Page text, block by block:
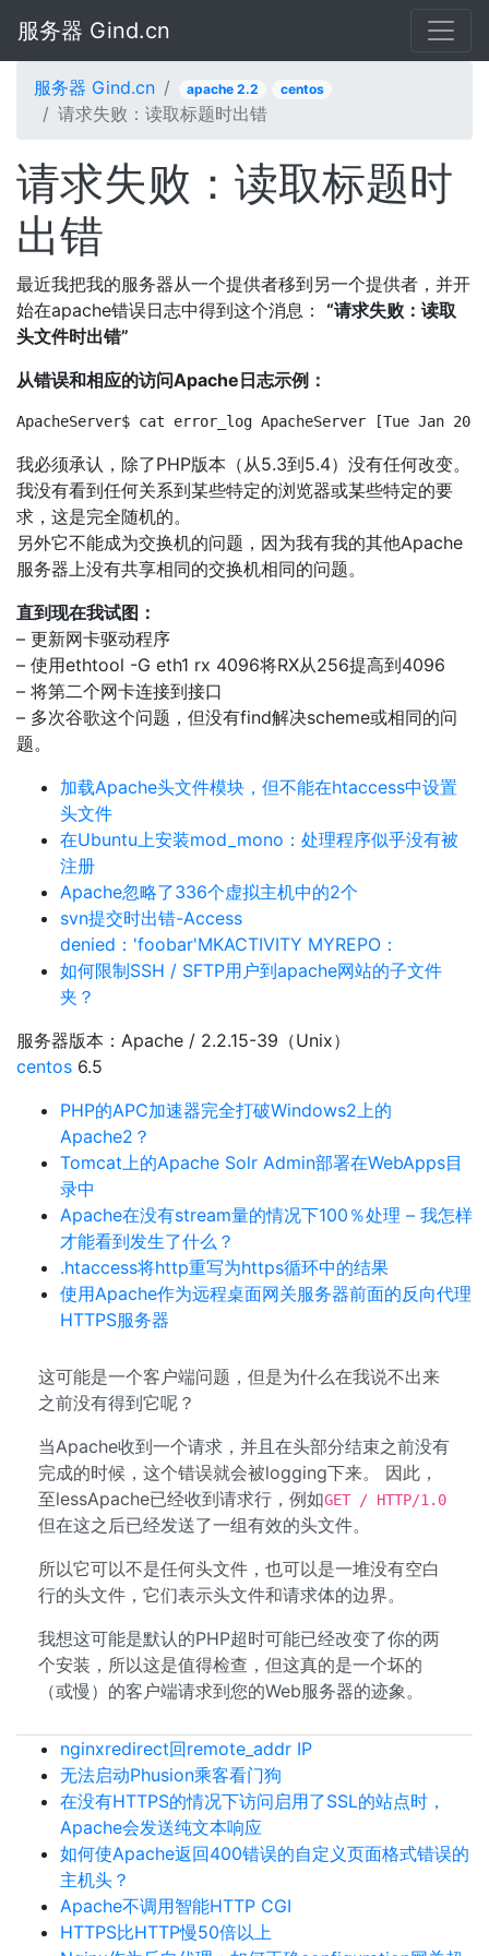
服务器 Gind.cn
服务器 Gind.cn apache 2.2 centos
请求失败：读取标题时出错
请求失败：读取标题时
出错
最近我把我的服务器从一个提供者移到另一个提供者，并开
始在apache错误日志中得到这个消息： “请求失败：读取
头文件时出错”
从错误和相应的访问Apache日志示例：
ApacheServer$ cat error_log ApacheServer [Tue Jan
我必须承认，除了PHP版本（从5.3到5.4）没有任何改变。
我没有看到任何关系到某些特定的浏览器或某些特定的要
求，这是完全随机的。
另外它不能成为交换机的问题，因为我有我的其他Apache
服务器上没有共享相同的交换机相同的问题。
直到现在我试图：
– 更新网卡驱动程序
– 使用ethtool -G eth1 rx 4096将RX从256提高到4096
– 将第二个网卡连接到接口
– 多次谷歌这个问题，但没有find解决scheme或相同的问
题。
加载Apache头文件模块，但不能在htaccess中设置
头文件
在Ubuntu上安装mod_mono：处理程序似乎没有被
注册
Apache忽略了336个虚拟主机中的2个
svn提交时出错-Access
denied：'foobar'MKACTIVITY MYREPO：
如何限制SSH / SFTP用户到apache网站的子文件
夹？
服务器版本：Apache / 2.2.15-39（Unix）
centos 6.5
PHP的APC加速器完全打破Windows2上的
Apache2？
Tomcat上的Apache Solr Admin部署在WebApps目
录中
Apache在没有stream量的情况下100％处理 – 我怎样
才能看到发生了什么？
.htaccess将http重写为https循环中的结果
使用Apache作为远程桌面网关服务器前面的反向代理
HTTPS服务器
这可能是一个客户端问题，但是为什么在我说不出来
之前没有得到它呢？
当Apache收到一个请求，并且在头部分结束之前没有
完成的时候，这个错误就会被logging下来。 因此，
至lessApache已经收到请求行，例如GET / HTTP/1.0
但在这之后已经发送了一组有效的头文件。
所以它可以不是任何头文件，也可以是一堆没有空白
行的头文件，它们表示头文件和请求体的边界。
我想这可能是默认的PHP超时可能已经改变了你的两
个安装，所以这是值得检查，但这真的是一个坏的
（或慢）的客户端请求到您的Web服务器的迹象。
nginxredirect回remote_addr IP
无法启动Phusion乘客看门狗
在没有HTTPS的情况下访问启用了SSL的站点时，
Apache会发送纯文本响应
如何使Apache返回400错误的自定义页面格式错误的
主机头？
Apache不调用智能HTTP CGI
HTTPS比HTTP慢50倍以上